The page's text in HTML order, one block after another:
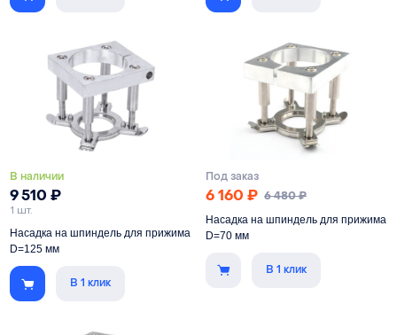
материала при раскрое на
Под шпиндель
материала при раскрое на
Под шпиндель
В наличии
9 510₽
1 шт.
Насадка на шпиндель для прижима
D=125 мм
Обеспечивает прижим листового
материала при раскрое на
В 1 клик
Под заказ
6 160 ₽ 6 480₽
Насадка на шпиндель для прижима
D=70 мм
Обеспечивает прижим листового
В 1 клик